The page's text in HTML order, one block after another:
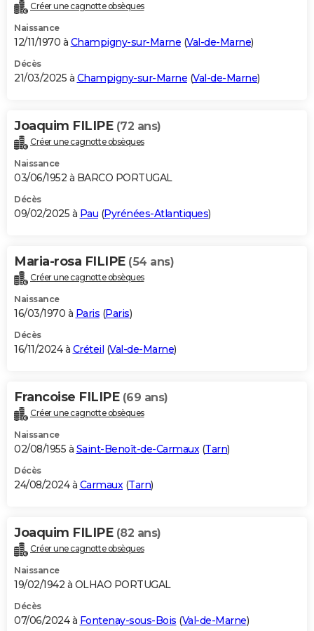
Créer une cagnotte obsèques
Naissance
12/11/1970 à Champigny-sur-Marne (Val-de-Marne)
Décès
21/03/2025 à Champigny-sur-Marne (Val-de-Marne)
Joaquim FILIPE (72 ans)
Créer une cagnotte obsèques
Naissance
03/06/1952 à BARCO PORTUGAL
Décès
09/02/2025 à Pau (Pyrénées-Atlantiques)
Maria-rosa FILIPE (54 ans)
Créer une cagnotte obsèques
Naissance
16/03/1970 à Paris (Paris)
Décès
16/11/2024 à Créteil (Val-de-Marne)
Francoise FILIPE (69 ans)
Créer une cagnotte obsèques
Naissance
02/08/1955 à Saint-Benoît-de-Carmaux(Tarn)
Décès
24/08/2024 à Carmaux(Tarn)
Joaquim FILIPE (82 ans)
Créer une cagnotte obsèques
Naissance
19/02/1942 à OLHAO PORTUGAL
Décès
07/06/2024 à Fontenay-sous-Bois (Val-de-Marne)